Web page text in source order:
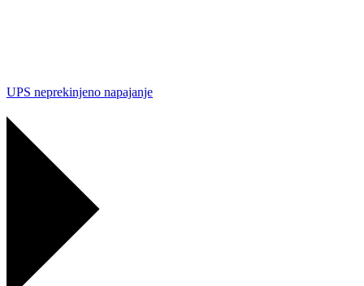
UPS neprekinjeno napajanje